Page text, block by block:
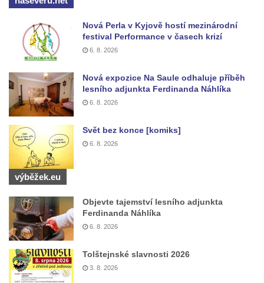
Nová Perla v Kyjově hostí mezinárodní
festival Performance v časech krizí
6. 8. 2026
Nová expozice Na Saule odhaluje příběh
lesního adjunkta Ferdinanda Náhlíka
6. 8. 2026
Svět bez konce [komiks]
6. 8. 2026
výběžek.eu
Objevte tajemství lesního adjunkta
Ferdinanda Náhlíka
6. 8. 2026
Tolštejnské slavnosti 2026
3. 8. 2026